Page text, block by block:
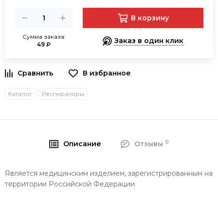
Сумма заказа:
49 ₽
В корзину
Заказ в один клик
В избранное
Каталог Респираторы
Описание Отзывы 0
Является медицинским изделием, зарегистрированным на
территории Российской Федерации